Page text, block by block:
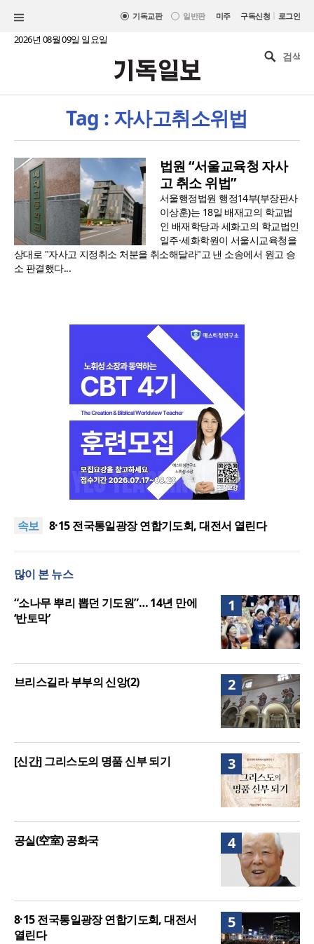
기독교판 일반판 미주 구독신청 | 로그인
2026년 08월 09일 일요일
Tag : 자사고취소위법
법원 “서울교육청 자사
고 취소 위법”
서울행정법원 행정14부(부장판사
이상훈)는 18일 배재고의 학교법
인 배재학당과 세화고의 학교법인
일주·세화학원이 서울시교육청을
상대로 "자사고 지정취소 처분을 취소해달라"고 낸 소송에서 원고 승
소 판결했다...
속보
한동대 RISE사업단, 포항 죽도시장 담은 로컬 매거진
8·15 전국통일광장 연합기도회, 대전서 열린다
여”
한동대 RISE사업단, 포항 죽도시장 담은 로컬 매거진
“광복절 맞아 자유 지키고 다음세대 위해 기도하자”
많이 본 뉴스
1
“소나무 뿌리 뽑던 기도원”… 14년 만에
‘반토막’
2
브리스길라 부부의 신앙(2)
3
[신간] 그리스도의 명품 신부 되기
4
공실(空室) 공화국
5
8·15 전국통일광장 연합기도회, 대전서
열린다